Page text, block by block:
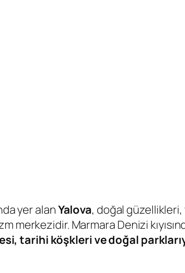
yer alanYalova, doğal güzellikleri,
merkezidir. Marmara Denizi
tarihi köşkleri ve doğal